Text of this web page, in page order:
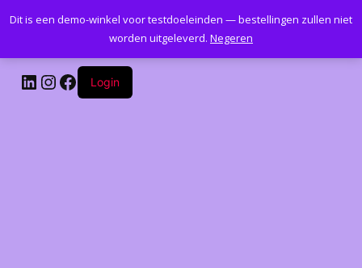
Kantoormeubelenplus.com
LinkedIn
Instagram
Facebook
Login
Dit is een demo-winkel voor testdoeleinden — bestellingen zullen niet
worden uitgeleverd. Negeren